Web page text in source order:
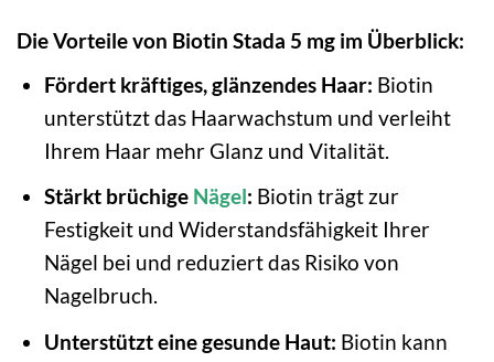
Die Vorteile von Biotin Stada 5 mg im Überblick:
Fördert kräftiges, glänzendes Haar: Biotin
unterstützt das Haarwachstum und verleiht
Ihrem Haar mehr Glanz und Vitalität.
Stärkt brüchige Nägel: Biotin trägt zur
Festigkeit und Widerstandsfähigkeit Ihrer
Nägel bei und reduziert das Risiko von
Nagelbruch.
Unterstützt eine gesunde Haut: Biotin kann